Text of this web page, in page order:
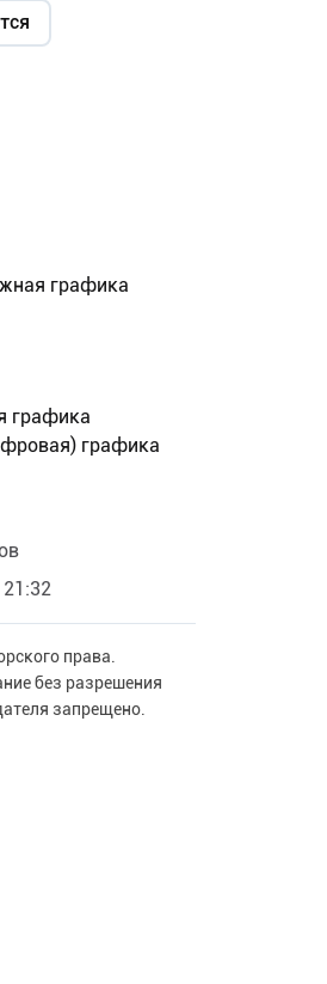
графика
графика
графика
права.
без разрешения
запрещено.